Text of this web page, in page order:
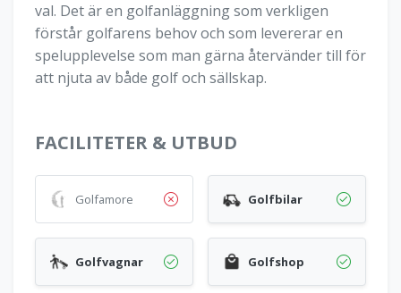
val. Det är en golfanläggning som verkligen
förstår golfarens behov och som levererar en
spelupplevelse som man gärna återvänder till för
att njuta av både golf och sällskap.
FACILITETER & UTBUD
Golfamore Golfbilar
Golfvagnar Golfshop